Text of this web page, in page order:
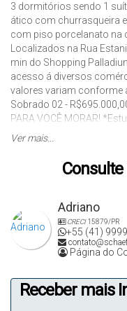
3 dormitórios sendo 1
ático com churrasqueira
com piso porcelanato na
Localizados na Rua
min do Shopping
acesso á diversos
valores variam conforme
Sobrado 02 -
PARA VOCÊ MORAR!
sob avaliação* *Valores
com um de nossos
Ver mais...
Adriano
CRECI15879/PR
+55 (41)
Página do
Receber mais